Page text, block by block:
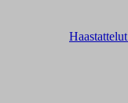
Haastattelut